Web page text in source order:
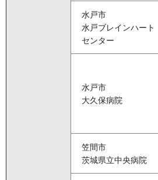
水戸市
水戸ブレインハート
センター
水戸市
大久保病院
笠間市
茨城県立中央病院